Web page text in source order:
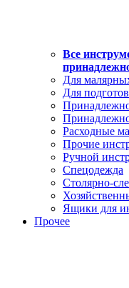
Все
Для
Для
Расходные
Прочие
Ручной
Спецодежда
Столярно-
Ящики для
Прочее